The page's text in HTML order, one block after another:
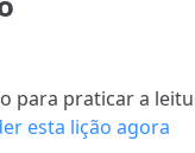
para praticar a
esta lição agora